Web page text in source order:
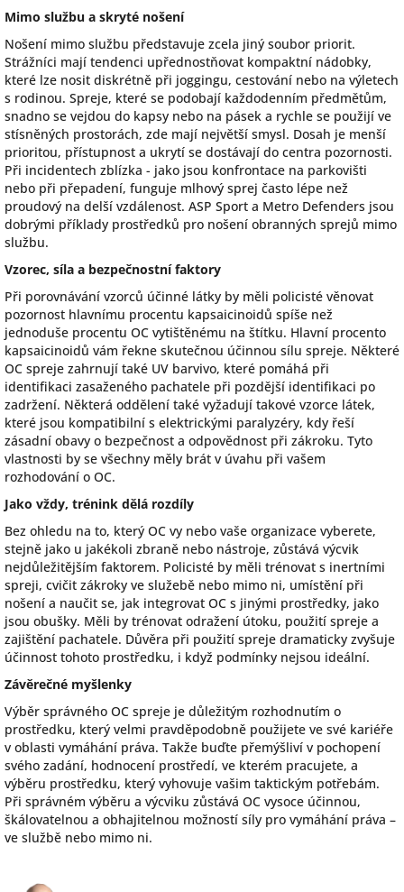
Mimo službu a skryté nošení
Nošení mimo službu představuje zcela jiný soubor priorit.
Strážníci mají tendenci upřednostňovat kompaktní nádobky,
které lze nosit diskrétně při joggingu, cestování nebo na výletech
s rodinou. Spreje, které se podobají každodenním předmětům,
snadno se vejdou do kapsy nebo na pásek a rychle se použijí ve
stísněných prostorách, zde mají největší smysl. Dosah je menší
prioritou, přístupnost a ukrytí se dostávají do centra pozornosti.
Při incidentech zblízka - jako jsou konfrontace na parkovišti
nebo při přepadení, funguje mlhový sprej často lépe než
proudový na delší vzdálenost. ASP Sport a Metro Defenders jsou
dobrými příklady prostředků pro nošení obranných sprejů mimo
službu.
Vzorec, síla a bezpečnostní faktory
Při porovnávání vzorců účinné látky by měli policisté věnovat
pozornost hlavnímu procentu kapsaicinoidů spíše než
jednoduše procentu OC vytištěnému na štítku. Hlavní procento
kapsaicinoidů vám řekne skutečnou účinnou sílu spreje. Některé
OC spreje zahrnují také UV barvivo, které pomáhá při
identifikaci zasaženého pachatele při pozdější identifikaci po
zadržení. Některá oddělení také vyžadují takové vzorce látek,
které jsou kompatibilní s elektrickými paralyzéry, kdy řeší
zásadní obavy o bezpečnost a odpovědnost při zákroku. Tyto
vlastnosti by se všechny měly brát v úvahu při vašem
rozhodování o OC.
Jako vždy, trénink dělá rozdíly
Bez ohledu na to, který OC vy nebo vaše organizace vyberete,
stejně jako u jakékoli zbraně nebo nástroje, zůstává výcvik
nejdůležitějším faktorem. Policisté by měli trénovat s inertními
spreji, cvičit zákroky ve služebě nebo mimo ni, umístění při
nošení a naučit se, jak integrovat OC s jinými prostředky, jako
jsou obušky. Měli by trénovat odražení útoku, použití spreje a
zajištění pachatele. Důvěra při použití spreje dramaticky zvyšuje
účinnost tohoto prostředku, i když podmínky nejsou ideální.
Závěrečné myšlenky
Výběr správného OC spreje je důležitým rozhodnutím o
prostředku, který velmi pravděpodobně použijete ve své kariéře
v oblasti vymáhání práva. Takže buďte přemýšliví v pochopení
svého zadání, hodnocení prostředí, ve kterém pracujete, a
výběru prostředku, který vyhovuje vašim taktickým potřebám.
Při správném výběru a výcviku zůstává OC vysoce účinnou,
škálovatelnou a obhajitelnou možností síly pro vymáhání práva –
ve službě nebo mimo ni.